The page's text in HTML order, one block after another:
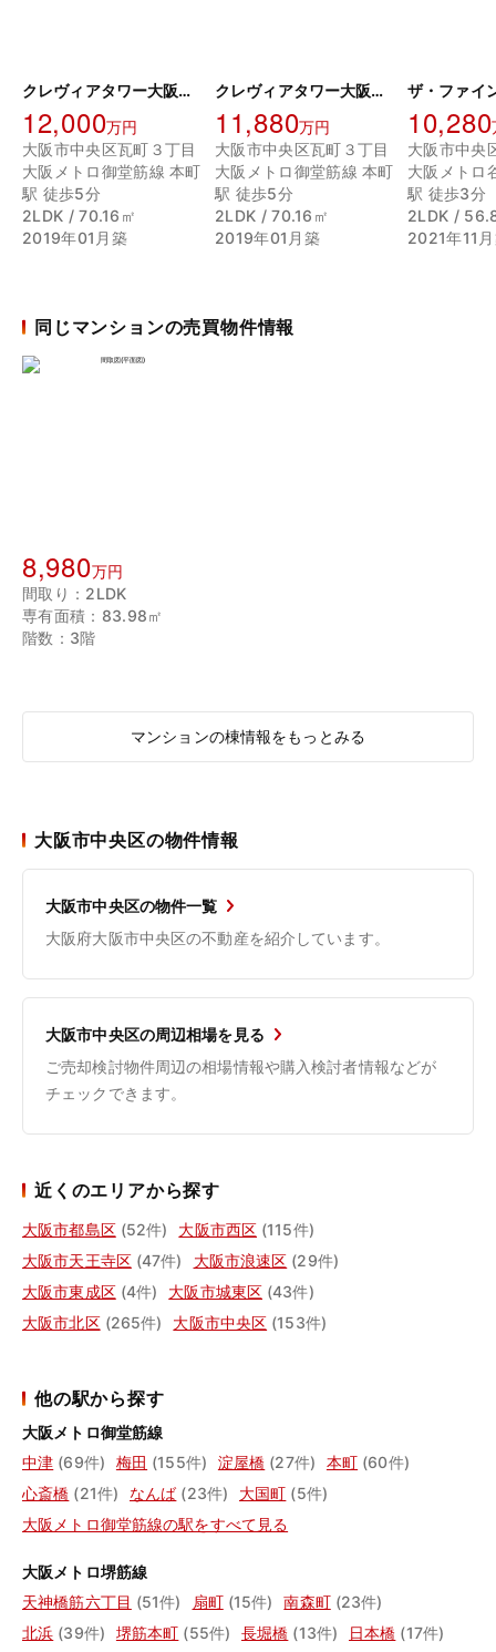
クレヴィアタワー大阪本町
12,000万円
大阪市中央区瓦町３丁目
大阪メトロ御堂筋線 本町
駅 徒歩5分
2LDK / 70.16㎡
2019年01月築
クレヴィアタワー大阪本町
11,880万円
大阪市中央区瓦町３丁目
大阪メトロ御堂筋線 本町
駅 徒歩5分
2LDK / 70.16㎡
2019年01月築
10,280
大阪市中央
大阪メトロ
駅 徒歩3分
2LDK /
2021年11
同じマンションの売買物件情報
8,980万円
間取り：2LDK
専有面積：83.98㎡
階数：3階
マンションの棟情報をもっとみる
大阪市中央区の物件情報
大阪市中央区の物件一覧
大阪府大阪市中央区の不動産を紹介しています。
大阪市中央区の周辺相場を見る
ご売却検討物件周辺の相場情報や購入検討者情報などが
チェックできます。
近くのエリアから探す
大阪市都島区 (52件) 大阪市西区 (115件)
大阪市天王寺区 (47件) 大阪市浪速区 (29件)
大阪市東成区 (4件) 大阪市城東区 (43件)
大阪市北区 (265件) 大阪市中央区 (153件)
他の駅から探す
大阪メトロ御堂筋線
中津 (69件) 梅田 (155件) 淀屋橋 (27件) 本町 (60件)
心斎橋 (21件) なんば (23件) 大国町 (5件)
大阪メトロ御堂筋線の駅をすべて見る
大阪メトロ堺筋線
天神橋筋六丁目 (51件) 扇町 (15件) 南森町 (23件)
北浜 (39件) 堺筋本町 (55件) 長堀橋 (13件) 日本橋 (17件)